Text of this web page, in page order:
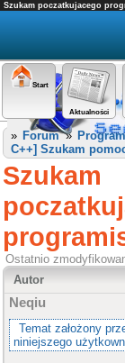
Szukam poczatkujacego
Start
Aktualności
» Forum»
C++] Szukam
Szukam
Ostatnio
Autor
Neqiu
Temat założony
niniejszego